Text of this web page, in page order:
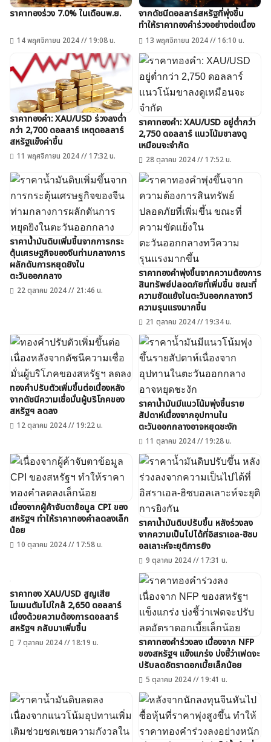
ราคาทองร่วง 7.0% ในเดือนพ.ย.
14 พฤศจิกายน 2024 // 19:08 น.
จากดัชนีดอลลาร์สหรัฐที่พุ่งขึ้น
ทำให้ราคาทองคำร่วงอย่างต่อเนื่อง
13 พฤศจิกายน 2024 // 16:10 น.
ราคาทองคำ: XAU/USD ร่วงลงต่ำ
กว่า 2,700 ดอลลาร์ เหตุดอลลาร์
สหรัฐแข็งค่าขึ้น
11 พฤศจิกายน 2024 // 17:32 น.
ราคาทองคำ: XAU/USD อยู่ต่ำกว่า
2,750 ดอลลาร์ แนวโน้มขาลงดู
เหมือนจะจำกัด
28 ตุลาคม 2024 // 17:52 น.
ราคาน้ำมันดิบเพิ่มขึ้นจากการกระ
ตุ้นเศรษฐกิจของจีนท่ามกลางการ
ผลักดันการหยุดยิงใน
ตะวันออกกลาง
22 ตุลาคม 2024 // 21:46 น.
ราคาทองคำพุ่งขึ้นจากความต้องการ
สินทรัพย์ปลอดภัยที่เพิ่มขึ้น ขณะที่
ความขัดแย้งในตะวันออกกลางทวี
ความรุนแรงมากขึ้น
21 ตุลาคม 2024 // 19:34 น.
ทองคำปรับตัวเพิ่มขึ้นต่อเนื่องหลัง
จากดัชนีความเชื่อมั่นผู้บริโภคของ
สหรัฐฯ ลดลง
12 ตุลาคม 2024 // 19:22 น.
ราคาน้ำมันมีแนวโน้มพุ่งขึ้นราย
สัปดาห์เนื่องจากอุปทานใน
ตะวันออกกลางอาจหยุดชะงัก
11 ตุลาคม 2024 // 19:28 น.
เนื่องจากผู้ค้าจับตาข้อมูล CPI ของ
สหรัฐฯ ทำให้ราคาทองคำลดลงเล็ก
น้อย
10 ตุลาคม 2024 // 17:58 น.
ราคาน้ำมันดิบปรับขึ้น หลังร่วงลง
จากความเป็นไปได้ที่อิสราเอล-ฮิซบ
อลเลาะห์จะยุติการยิง
9 ตุลาคม 2024 // 17:31 น.
ราคาทอง XAU/USD สูญเสีย
โมเมนตัมไปใกล้ 2,650 ดอลลาร์
เนื่องด้วยความต้องการดอลลาร์
สหรัฐฯ กลับมาเพิ่มขึ้น
7 ตุลาคม 2024 // 18:19 น.
ราคาทองคำร่วงลง เนื่องจาก NFP
ของสหรัฐฯ แข็งแกร่ง บ่งชี้ว่าเฟดจะ
ปรับลดอัตราดอกเบี้ยเล็กน้อย
5 ตุลาคม 2024 // 19:41 น.